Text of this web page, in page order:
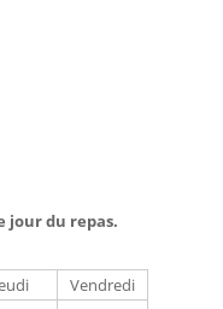
jour du repas.
Vendredi